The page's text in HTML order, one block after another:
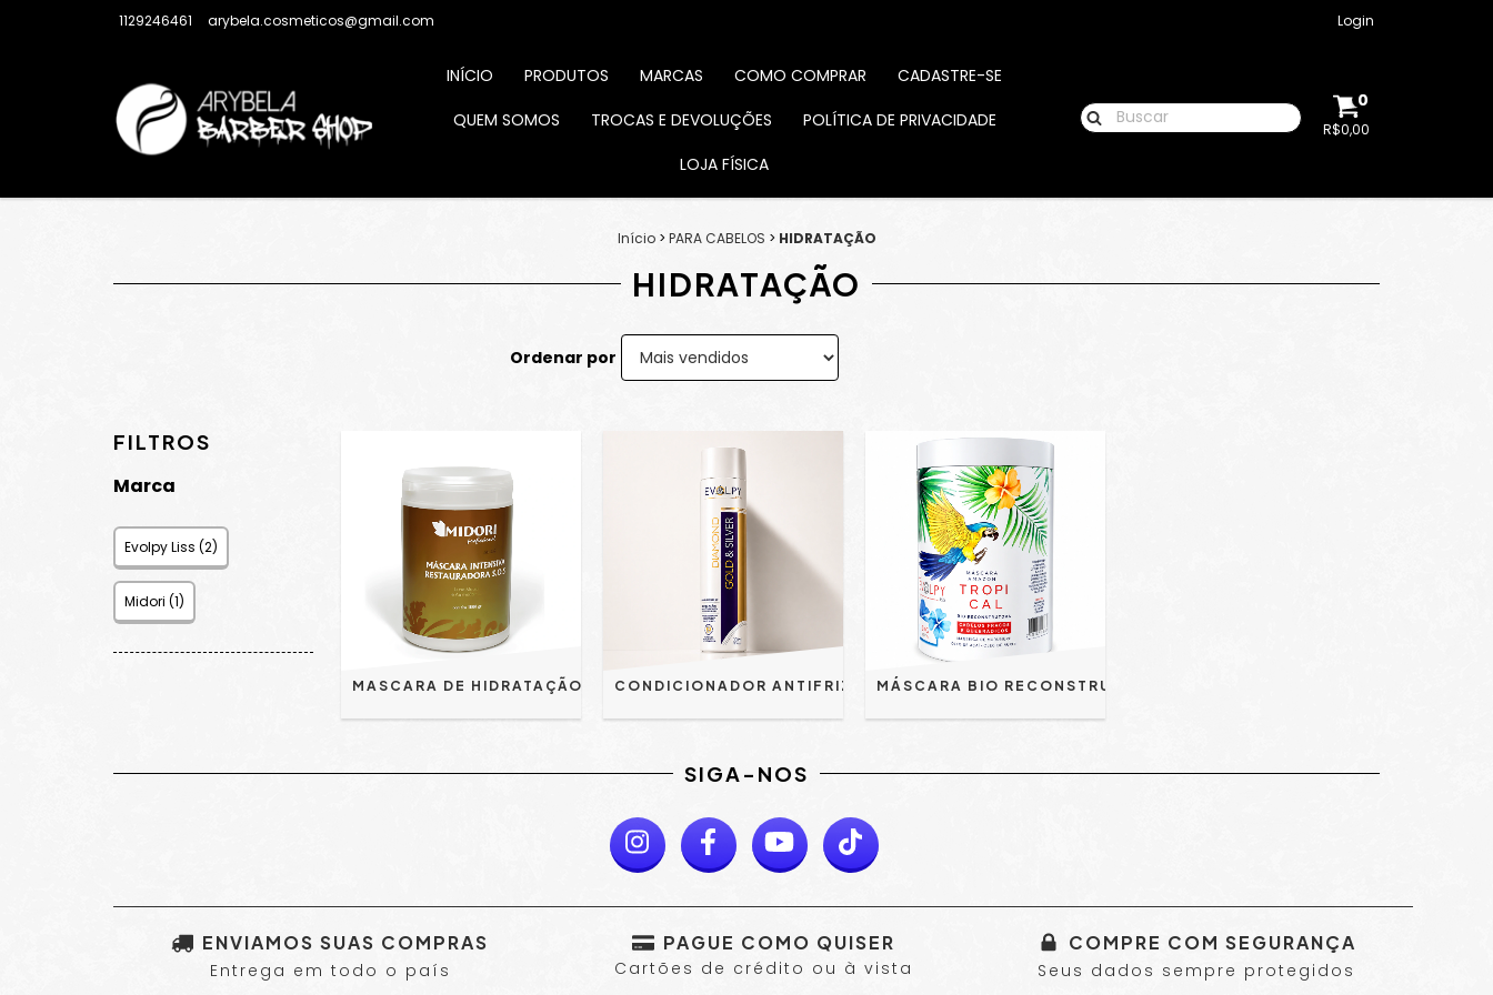
1129246461 arybela.cosmeticos@gmail.com Login
INÍCIO PRODUTOS MARCAS COMO COMPRAR
CADASTRE-SE
QUEM SOMOS
TROCAS E DEVOLUÇÕES
POLÍTICA DE PRIVACIDADE
LOJA FÍSICA
0
R$0,00
Início > PARA CABELOS > HIDRATAÇÃO
HIDRATAÇÃO
Ordenar por
FILTROS
Marca
Evolpy Liss (2)
Midori (1)
SIGA-NOS
ENVIAMOS SUAS COMPRAS
Entrega em todo o país
PAGUE COMO QUISER
Cartões de crédito ou à vista
COMPRE COM SEGURANÇA
Seus dados sempre protegidos